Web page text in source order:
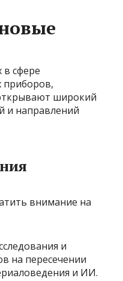
сфере
приборов,
широкий
и направлений
внимание на
и
на пересечении
и ИИ.